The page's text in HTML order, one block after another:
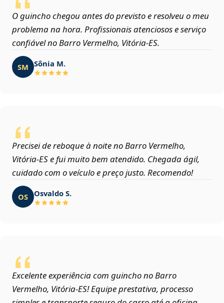
O guincho chegou antes do previsto e resolveu o meu
problema na hora. Profissionais atenciosos e serviço
confiável no Barro Vermelho, Vitória‑ES.
SM Sônia M.
Precisei de reboque à noite no Barro Vermelho,
Vitória‑ES e fui muito bem atendido. Chegada ágil,
cuidado com o veículo e preço justo. Recomendo!
OS Osvaldo S.
Excelente experiência com guincho no Barro
Vermelho, Vitória‑ES! Equipe prestativa, processo